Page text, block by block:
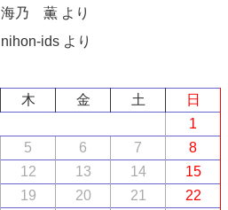
海乃 薫 より
nihon-ids より
木 金 土
日
1
5 6 7
8
12 13 14
15
19 20 21
22